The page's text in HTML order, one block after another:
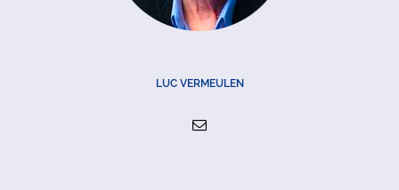
LUC VERMEULEN